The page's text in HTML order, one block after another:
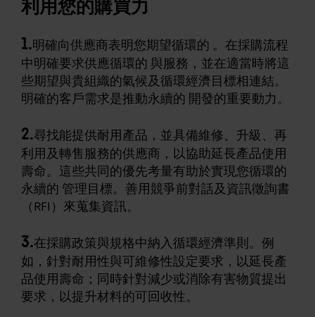
利用您的購買力
1.明確向供應商表明您期望循環的 。在採購流程
中明確要求供應循環的 與服務，並在適當時將這
些期望與貴組織的氣候及循環經濟目標相連結。
明確的客戶需求是推動永續的 開發的重要動力。
2.尋找能提供耐用產品，並具備維修、升級、再
利用及轉售服務的供應商，以協助延長產品使用
壽命。這些共同的優先考量有助於實現您循環的
永續的 管理目標。善用競爭前對話及資訊徵詢書
（RFI）來蒐集資訊。
3.在採購政策與規格中納入循環經濟準則。例
如，針對耐用性與可維修性設定要求，以延長產
品使用壽命；同時針對減少或消除有害物質提出
要求，以提升材料的可回收性。